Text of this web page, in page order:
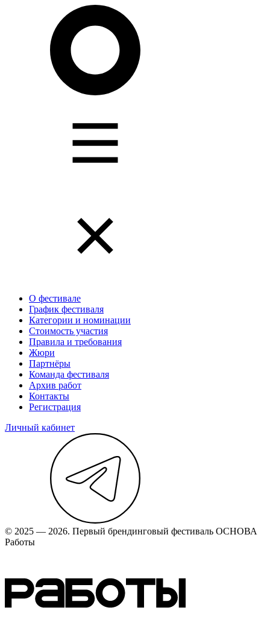
О фестивале
График фестиваля
Категории и номинации
Стоимость участия
Правила и требования
Жюри
Партнёры
Команда фестиваля
Архив работ
Контакты
Регистрация
Личный кабинет
© 2025 — 2026. Первый брендинговый фестиваль ОСНОВА
Работы